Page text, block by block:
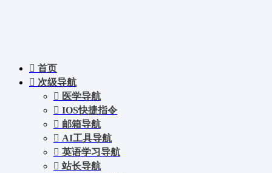
首页
次级导航
医学导航
IOS快捷指令
邮箱导航
AI工具导航
英语学习导航
站长导航